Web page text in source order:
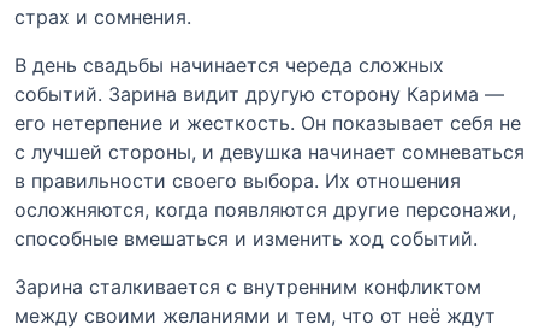
страх и сомнения.
В день свадьбы начинается череда сложных
событий. Зарина видит другую сторону Карима —
его нетерпение и жесткость. Он показывает себя не
с лучшей стороны, и девушка начинает сомневаться
в правильности своего выбора. Их отношения
осложняются, когда появляются другие персонажи,
способные вмешаться и изменить ход событий.
Зарина сталкивается с внутренним конфликтом
между своими желаниями и тем, что от неё ждут